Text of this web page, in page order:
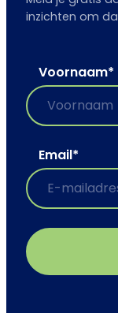
inzichten om
Voornaam*
Email*